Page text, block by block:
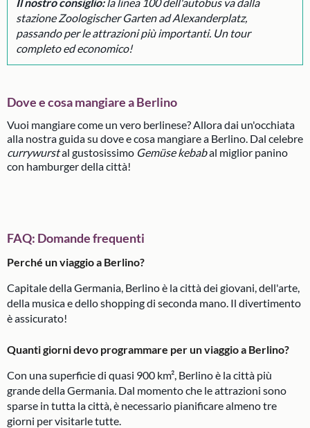
stazione Zoologischer Garten ad Alexanderplatz,
passando per le attrazioni più importanti. Un tour
completo ed economico!
Dove e cosa mangiare a Berlino
Vuoi mangiare come un vero berlinese? Allora dai un'occhiata
alla nostra guida su dove e cosa mangiare a Berlino. Dal celebre
currywurstal gustosissimo Gemüse kebabal miglior panino
con hamburger della città!
FAQ: Domande frequenti
Perché un viaggio a Berlino?
Capitale della Germania, Berlino è la città dei giovani, dell'arte,
della musica e dello shopping di seconda mano. Il divertimento
è assicurato!
Quanti giorni devo programmare per un viaggio a Berlino?
Con una superficie di quasi 900 km², Berlino è la città più
grande della Germania. Dal momento che le attrazioni sono
sparse in tutta la città, è necessario pianificare almeno tre
giorni per visitarle tutte.